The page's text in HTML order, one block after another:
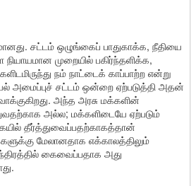
சட்டம் ஒழுங்கைப் பாதுகாக்க, நீதியை
முறையில் பகிர்ந்தளிக்க,
நம் நாட்டைக் காப்பாற்ற என்று
அமைப்புச் சட்டம் ஒன்றை ஏற்படுத்தி அதன்
அந்த அரசு மக்களின்
அல்ல; மக்களிடையே ஏற்படும்
தீர்த்துவைப்பதற்காகத்தான்
மேலானதாக எக்காலத்திலும்
கைவைப்பதாக அது